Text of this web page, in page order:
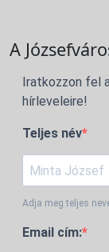
A
Iratkozzon fel
hírleveleire!
Teljes név
Adja meg teljes
Email cím: